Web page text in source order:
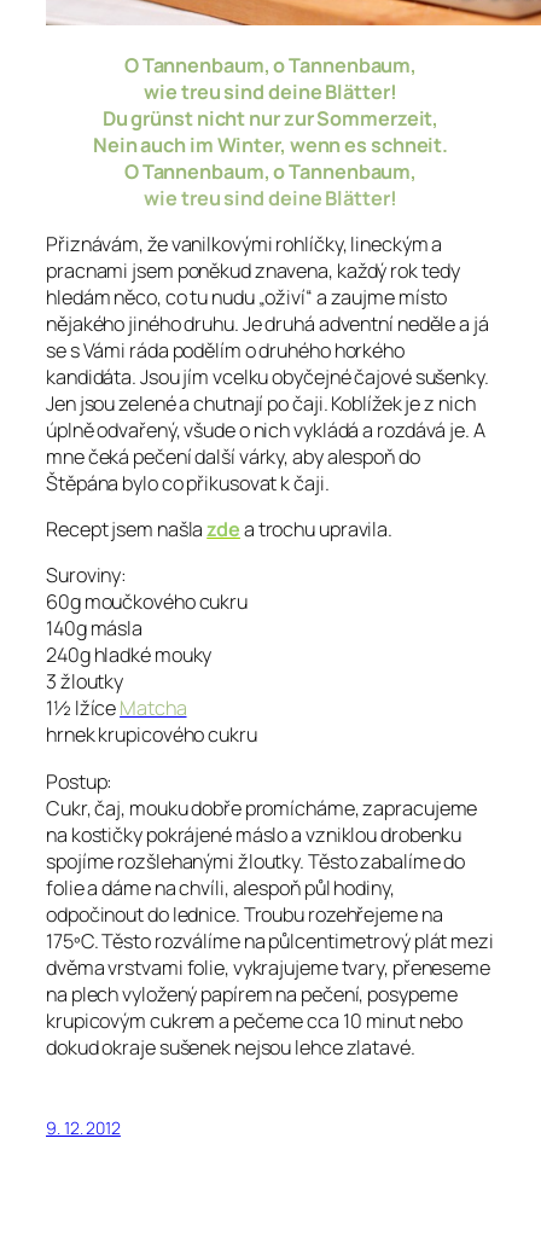
O Tannenbaum, o Tannenbaum,
wie treu sind deine Blätter!
Du grünst nicht nur zur Sommerzeit,
Nein auch im Winter, wenn es schneit.
O Tannenbaum, o Tannenbaum,
wie treu sind deine Blätter!
Přiznávám, že vanilkovými rohlíčky, lineckým a
pracnami jsem poněkud znavena, každý rok tedy
hledám něco, co tu nudu „oživí“ a zaujme místo
nějakého jiného druhu. Je druhá adventní neděle a já
se s Vámi ráda podělím o druhého horkého
kandidáta. Jsou jím vcelku obyčejné čajové sušenky.
Jen jsou zelené a chutnají po čaji. Koblížek je z nich
úplně odvařený, všude o nich vykládá a rozdává je. A
mne čeká pečení další várky, aby alespoň do
Štěpána bylo co přikusovat k čaji.
Recept jsem našlazdea trochu upravila.
Suroviny:
60g moučkového cukru
140g másla
240g hladké mouky
3 žloutky
1½ lžíceMatcha
hrnek krupicového cukru
Postup:
Cukr, čaj, mouku dobře promícháme, zapracujeme
na kostičky pokrájené máslo a vzniklou drobenku
spojíme rozšlehanými žloutky. Těsto zabalíme do
folie a dáme na chvíli, alespoň půl hodiny,
odpočinout do lednice. Troubu rozehřejeme na
175ºC. Těsto rozválíme na půlcentimetrový plát mezi
dvěma vrstvami folie, vykrajujeme tvary, přeneseme
na plech vyložený papírem na pečení, posypeme
krupicovým cukrem a pečeme cca 10 minut nebo
dokud okraje sušenek nejsou lehce zlatavé.
9. 12. 2012